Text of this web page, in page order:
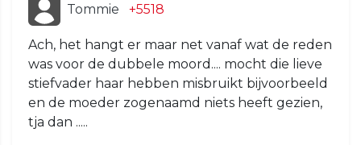
Tommie +5518
Ach, het hangt er maar net vanaf wat de reden
was voor de dubbele moord.... mocht die lieve
stiefvader haar hebben misbruikt bijvoorbeeld
en de moeder zogenaamd niets heeft gezien,
tja dan .....